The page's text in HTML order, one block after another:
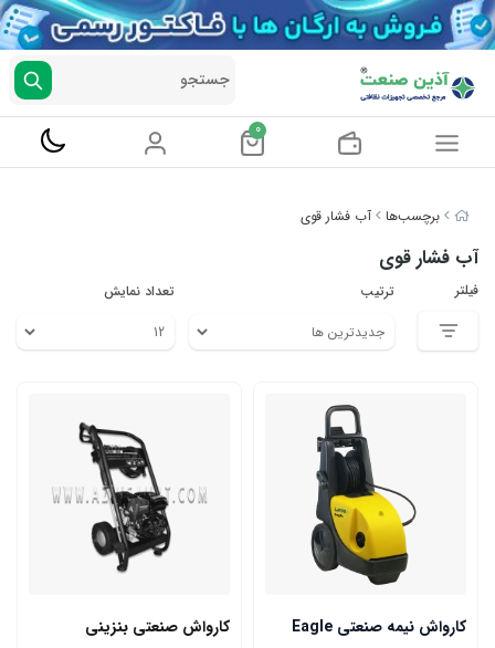
برچسب‌ها آب فشار قوی
آب فشار قوی
فیلتر ترتیب تعداد نمایش
کارواش نیمه صنعتی Eagle
کارواش صنعتی بنزینی
جستجو
0